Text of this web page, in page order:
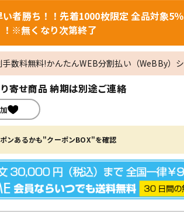
者勝ち！！先着1000枚限定 全品対象5
！※無くなり次第終了
数料無料!かんたんWEB分割払い（WeBBy）
寄せ商品 納期は別途ご連絡
ンあるかも"クーポンBOX"を確認